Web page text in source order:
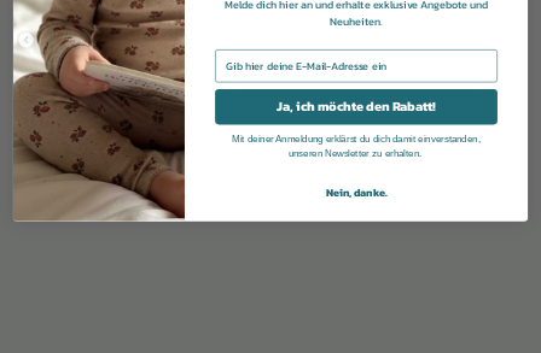
Melde dich hier an und erhalte exklusive Angebote und
Neuheiten.
E-mail
Ja, ich möchte den Rabatt!
Mit deiner Anmeldung erklärst du dich damit einverstanden,
unseren Newsletter zu erhalten.
Nein, danke.